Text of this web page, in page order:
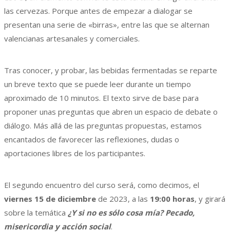
las cervezas. Porque antes de empezar a dialogar se
presentan una serie de «birras», entre las que se alternan
valencianas artesanales y comerciales.
Tras conocer, y probar, las bebidas fermentadas se reparte
un breve texto que se puede leer durante un tiempo
aproximado de 10 minutos. El texto sirve de base para
proponer unas preguntas que abren un espacio de debate o
diálogo. Más allá de las preguntas propuestas, estamos
encantados de favorecer las reflexiones, dudas o
aportaciones libres de los participantes.
El segundo encuentro del curso será, como decimos, el
viernes 15 de diciembre de 2023, a las 19:00 horas, y girará
sobre la temática ¿Y si no es sólo cosa mía? Pecado,
misericordia y acción social.